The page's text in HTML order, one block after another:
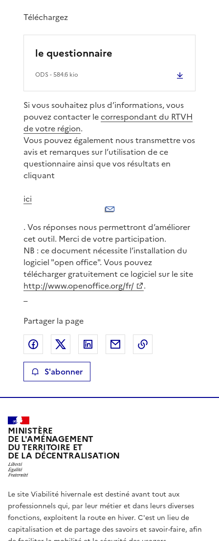
Téléchargez
le questionnaire
ODS - 584.6 kio
Si vous souhaitez plus d’informations, vous
pouvez contacter lecorrespondant du RTVH
de votre région.
Vous pouvez également nous transmettre vos
avis et remarques sur l’utilisation de ce
questionnaire ainsi que vos résultats en
cliquant
ici
. Vos réponses nous permettront d’améliorer
cet outil. Merci de votre participation.
NB : ce document nécessite l’installation du
logiciel "open office". Vous pouvez
télécharger gratuitement ce logiciel sur le site
http://www.openoffice.org/fr/
.
Partager la page
Partager sur Facebook
Partager sur XPartager sur LinkedIn
Partager par email
S'abonner
MINISTÈRE
DE L'AMÉNAGEMENT
DU TERRITOIRE ET
DE LA DÉCENTRALISATION
Le site Viabilité hivernale est destiné avant tout aux
professionnels qui, par leur métier et dans leurs diverses
fonctions, exploitent la route en hiver. C'est un lieu de
capitalisation et de partage des savoirs et savoir-faire, afin